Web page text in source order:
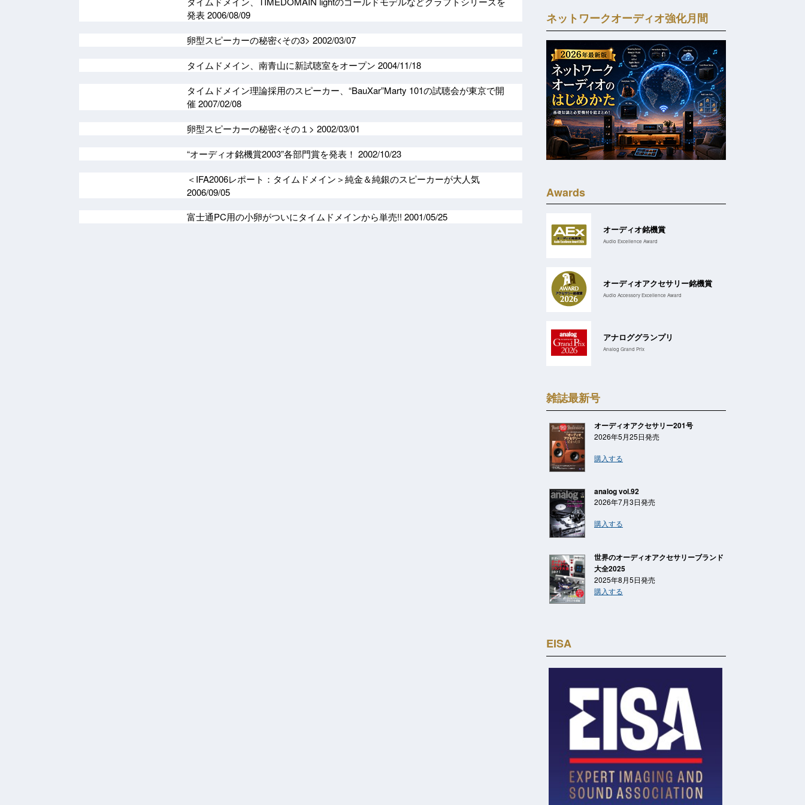
発表2006/08/09
卵型スピーカーの秘密<その3> 2002/03/07
タイムドメイン、南青山に新試聴室をオープン 2004/11/18
タイムドメイン理論採用のスピーカー、“BauXar”Marty 101の試聴会が東京で開
催 2007/02/08
卵型スピーカーの秘密<その１> 2002/03/01
“オーディオ銘機賞2003”各部門賞を発表！ 2002/10/23
＜IFA2006レポート：タイムドメイン＞純金＆純銀のスピーカーが大人気
2006/09/05
富士通PC用の小卵がついにタイムドメインから単売!! 2001/05/25
ネットワークオーディオ強化月間
Awards
オーディオ銘機賞
Audio Excellence Award
オーディオアクセサリー銘機賞
Audio Accessory Excellence Award
アナロググランプリ
Analog Grand Prix
雑誌最新号
オーディオアクセサリー201号
2026年5月25日発売
購入する
analog vol.92
2026年7月3日発売
購入する
世界のオーディオアクセサリーブランド
大全2025
2025年8月5日発売
購入する
EISA